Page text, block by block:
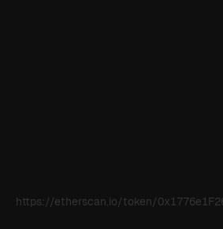
https://etherscan.io/token/